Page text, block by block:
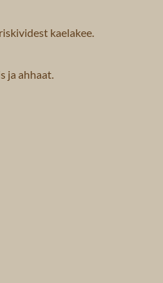
kaelakee.
ja ahhaat.